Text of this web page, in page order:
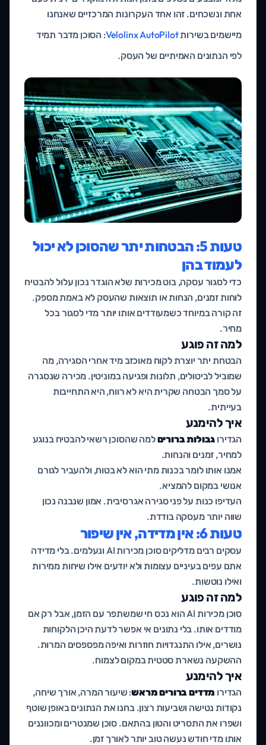
אחת ונשכחים. זהו אחד העקרונות המרכזיים שאנחנו
מיישמים בשירותVelolinx AutoPilot: הסוכן מדבר תמיד
לפי הנתונים האמיתיים של העסק.
טעות 5: הבטחות יתר שהסוכן לא יכול
לעמוד בהן
כדי לסגור עסקה, בוט מכירות שלא הוגדר נכון עלול להבטיח
לוחות זמנים, הנחות או תוצאות שהעסק לא באמת מספק.
זה קורה במיוחד כשמעודדים אותו יותר מדי לסגור בכל
מחיר.
למה זה פוגע
הבטחת יתר יוצרת לקוח מאוכזב מיד אחרי הסגירה, מה
שמוביל לביטולים, תלונות ופגיעה במוניטין. מכירה שנסגרה
על סמך הבטחה שקרית היא לא רווח, היא התחייבות
בעייתית.
איך להימנע
הגדירו גבולות ברוריםלמה שהסוכן רשאי להבטיח בנוגע
למחיר, זמנים והנחות.
אמנו אותו לומר בכנות מתי הוא לא בטוח, ולהעביר לגורם
אנושי במקום להמציא.
העדיפו כנות על פני סגירה אגרסיבית. אמון שנבנה נכון
שווה יותר מעסקה בודדת.
טעות 6: אין מדידה, אין שיפור
עסקים רבים מדליקים סוכן מכירות AI ונעלמים. בלי מדידה
אתם עפים בעיניים עצומות ולא יודעים אילו שיחות ממירות
ואילו נוטשות.
למה זה פוגע
סוכן מכירות AI הוא נכס חי שמשתפר עם הזמן, אבל רק אם
מודדים אותו. בלי נתונים אי אפשר לדעת היכן הלקוחות
נושרים, אילו התנגדויות חוזרות ואיפה מפספסים המרות.
ההשקעה נשארת סטטית במקום לצמוח.
איך להימנע
הגדירו מדדים ברורים מראש: שיעור המרה, אורך שיחה,
נקודות נטישה ושביעות רצון. בחנו את הנתונים באופן שוטף
ושפרו את התסריט והטון בהתאם. סוכן שמנטרים ומכווננים
אותו מדי חודש נעשה טוב יותר לאורך זמן.